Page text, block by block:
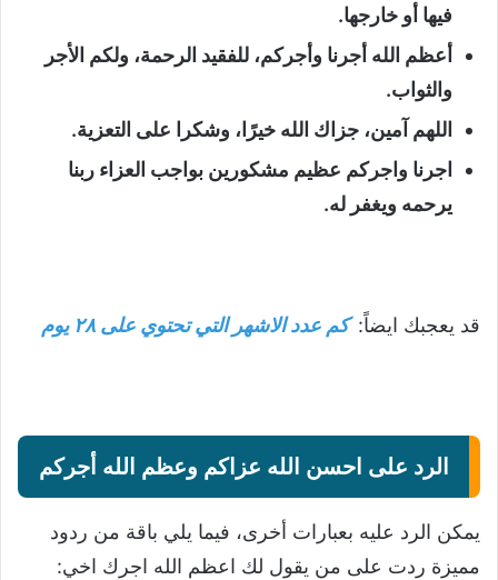
فيها أو خارجها.
أعظم الله أجرنا وأجركم، للفقيد الرحمة، ولكم الأجر
والثواب.
اللهم آمين، جزاك الله خيرًا، وشكرا على التعزية.
اجرنا واجركم عظيم مشكورين بواجب العزاء ربنا
يرحمه ويغفر له.
قد يعجبك ايضاً:كم عدد الاشهر التي تحتوي على ٢٨ يوم
الرد على احسن الله عزاكم وعظم الله أجركم
يمكن الرد عليه بعبارات أخرى، فيما يلي باقة من ردود
مميزة ردت على من يقول لك اعظم الله اجرك اخي: